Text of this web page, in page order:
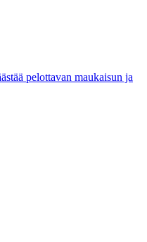
pelottavan maukaisun ja